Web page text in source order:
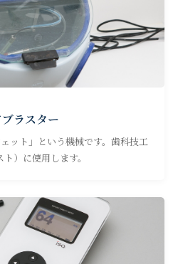
ラスター
ット」という機械です。歯科技工
ト）に使用します。